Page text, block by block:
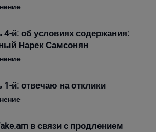
4-й: об условиях содержания:
Нарек Самсонян
1-й: отвечаю на отклики
в связи с продлением